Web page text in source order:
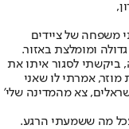
משפחה של ציידים
ומומלצת באזור.
ביקשתי לסגור איתו את
אמרתי לו שאני
צא מהמדינה שלי'
מה ששמעתי הרגע.